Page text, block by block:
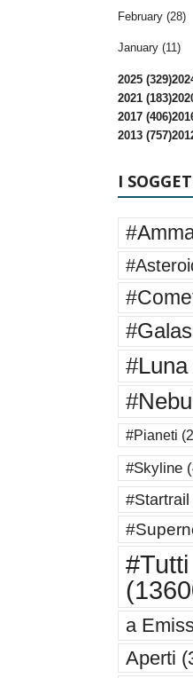
February (28)
January (11)
2025 (329)
2021 (183)
2017 (406)
2013 (757)
I
#Luna
#Pianeti
#Skyline
#Startrail
a
Aperti